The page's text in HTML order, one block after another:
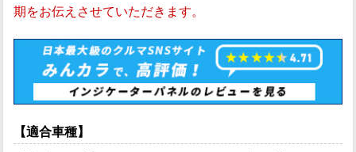
期をお伝えさせていただきます。
【適合車種】